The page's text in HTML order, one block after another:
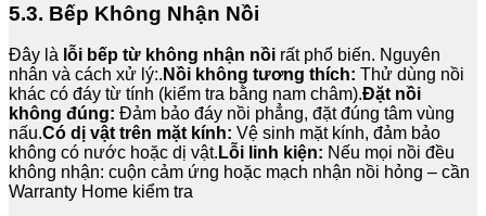
5.3. Bếp Không Nhận Nồi
Đây là lỗi bếp từ không nhận nồi rất phổ biến. Nguyên
nhân và cách xử lý:. Nồi không tương thích: Thử dùng nồi
khác có đáy từ tính (kiểm tra bằng nam châm).Đặt nồi
không đúng: Đảm bảo đáy nồi phẳng, đặt đúng tâm vùng
nấu.Có dị vật trên mặt kính: Vệ sinh mặt kính, đảm bảo
không có nước hoặc dị vật. Lỗi linh kiện: Nếu mọi nồi đều
không nhận: cuộn cảm ứng hoặc mạch nhận nồi hỏng – cần
Warranty Home kiểm tra